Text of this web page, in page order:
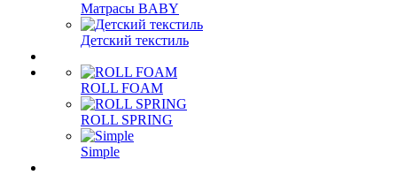
Матрасы BABY
Детский текстиль
ROLL FOAM
ROLL SPRING
Simple